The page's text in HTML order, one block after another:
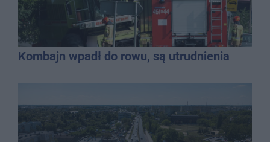
Kombajn wpadł do rowu, są utrudnienia